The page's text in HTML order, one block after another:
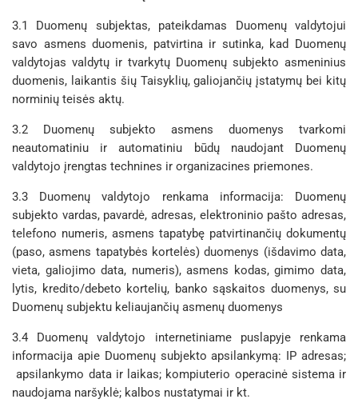
3.1 Duomenų subjektas, pateikdamas Duomenų valdytojui
savo asmens duomenis, patvirtina ir sutinka, kad Duomenų
valdytojas valdytų ir tvarkytų Duomenų subjekto asmeninius
duomenis, laikantis šių Taisyklių, galiojančių įstatymų bei kitų
norminių teisės aktų.
3.2 Duomenų subjekto asmens duomenys tvarkomi
neautomatiniu ir automatiniu būdų naudojant Duomenų
valdytojo įrengtas technines ir organizacines priemones.
3.3 Duomenų valdytojo renkama informacija: Duomenų
subjekto vardas, pavardė, adresas, elektroninio pašto adresas,
telefono numeris, asmens tapatybę patvirtinančių dokumentų
(paso, asmens tapatybės kortelės) duomenys (išdavimo data,
vieta, galiojimo data, numeris), asmens kodas, gimimo data,
lytis, kredito/debeto kortelių, banko sąskaitos duomenys, su
Duomenų subjektu keliaujančių asmenų duomenys
3.4 Duomenų valdytojo internetiniame puslapyje renkama
informacija apie Duomenų subjekto apsilankymą: IP adresas;
apsilankymo data ir laikas; kompiuterio operacinė sistema ir
naudojama naršyklė; kalbos nustatymai ir kt.